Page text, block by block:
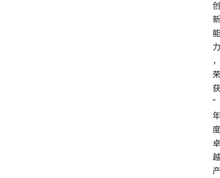
创
新
能
力
，
荣
获
“
年
度
卓
越
产